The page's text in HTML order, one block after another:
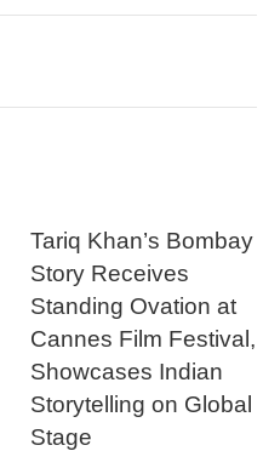
Tariq Khan’s Bombay
Story Receives
Standing Ovation at
Cannes Film Festival,
Showcases Indian
Storytelling on Global
Stage